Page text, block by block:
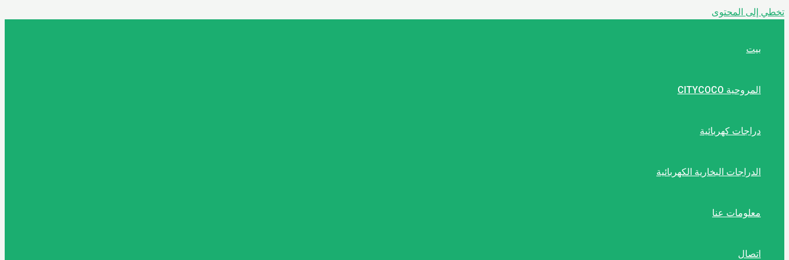
تخطي إلى المحتوى
بيت
المروحية CITYCOCO
دراجات كهربائية
الدراجات البخارية الكهربائية
معلومات عنا
اتصال